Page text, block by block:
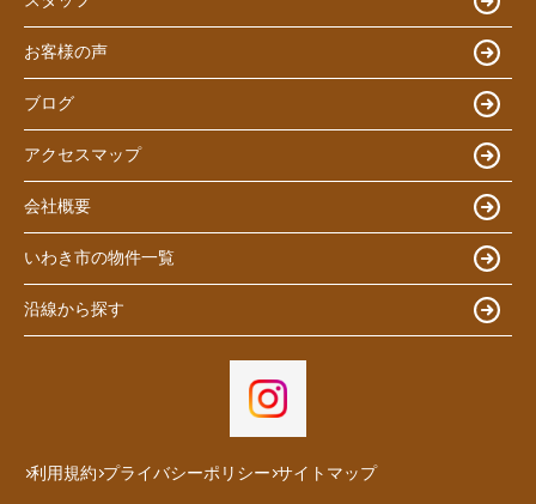
お客様の声
ブログ
アクセスマップ
会社概要
いわき市の物件一覧
沿線から探す
利用規約 プライバシーポリシー サイトマップ